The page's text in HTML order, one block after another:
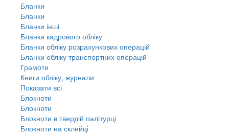
Бланки
Бланки
Бланки інші
Бланки кадрового обліку
Бланки обліку розрахункових операцій
Бланки обліку транспортних операцій
Грамоти
Книги обліку, журнали
Показати всі
Блокноти
Блокноти
Блокноти в твердій палітурці
Блокноти на склейці